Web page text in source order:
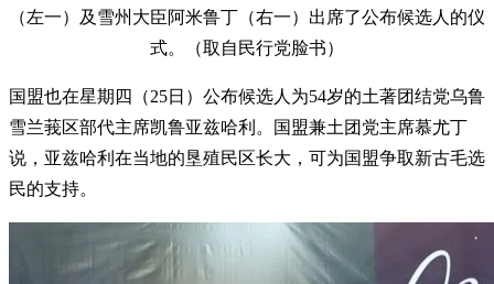
（左一）及雪州大臣阿米鲁丁（右一）出席了公布候选人的仪
式。（取自民行党脸书）
国盟也在星期四（25日）公布候选人为54岁的土著团结党乌鲁
雪兰莪区部代主席凯鲁亚兹哈利。国盟兼土团党主席慕尤丁
说，亚兹哈利在当地的垦殖民区长大，可为国盟争取新古毛选
民的支持。